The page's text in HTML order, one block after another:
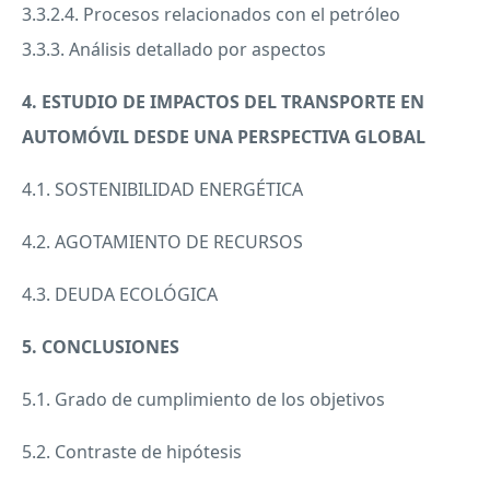
3.3.2.4. Procesos relacionados con el petróleo
3.3.3. Análisis detallado por aspectos
4. ESTUDIO DE IMPACTOS DELTRANSPORTE EN
AUTOMÓVIL DESDE UNA PERSPECTIVA GLOBAL
4.1. SOSTENIBILIDAD ENERGÉTICA
4.2. AGOTAMIENTO DE RECURSOS
4.3. DEUDA ECOLÓGICA
5. CONCLUSIONES
5.1. Grado de cumplimiento de los objetivos
5.2. Contraste de hipótesis